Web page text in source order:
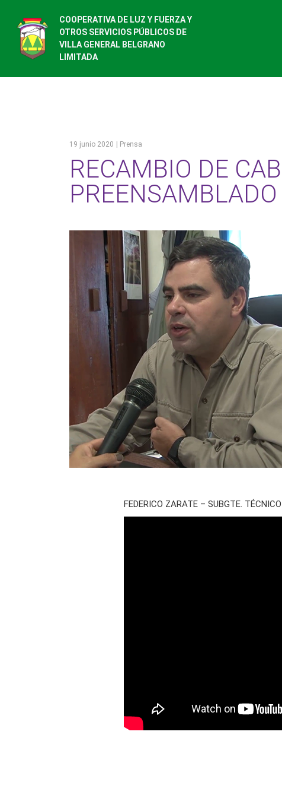
COOPERATIVA DE LUZ Y FUERZA Y
OTROS SERVICIOS PÚBLICOS DE
VILLA GENERAL BELGRANO
LIMITADA
19 junio 2020 | Prensa
RECAMBIO DE
PREENSAMBLADO
FEDERICO ZARATE – SUBGTE.